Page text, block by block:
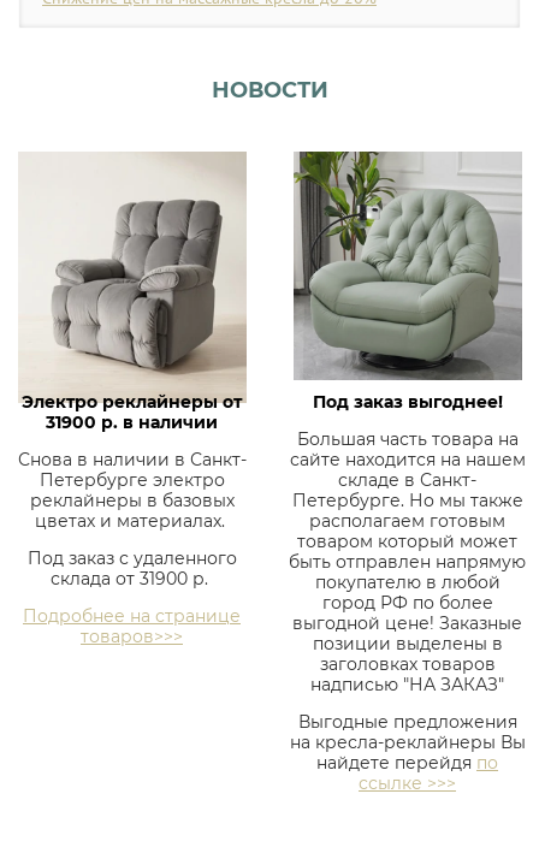
НОВОСТИ
Электро реклайнеры от
31900 р. в наличии
Снова в наличии в Санкт-
Петербурге электро
реклайнеры в базовых
цветах и материалах.
Под заказ с удаленного
склада от 31900 р.
Подробнее на странице
товаров>>>
Под заказ выгоднее!
Большая часть товара на
сайте находится на нашем
складе в Санкт-
Петербурге. Но мы также
располагаем готовым
товаром который может
быть отправлен напрямую
покупателю в любой
город РФ по более
выгодной цене! Заказные
позиции выделены в
заголовках товаров
надписью "НА ЗАКАЗ"
Выгодные предложения
на кресла-реклайнеры Вы
найдете перейдя по
ссылке >>>